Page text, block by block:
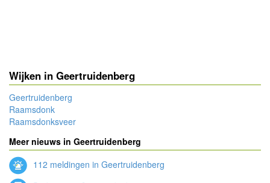
Wijken in Geertruidenberg
Geertruidenberg
Raamsdonk
Raamsdonksveer
Meer nieuws in Geertruidenberg
112 meldingen in Geertruidenberg